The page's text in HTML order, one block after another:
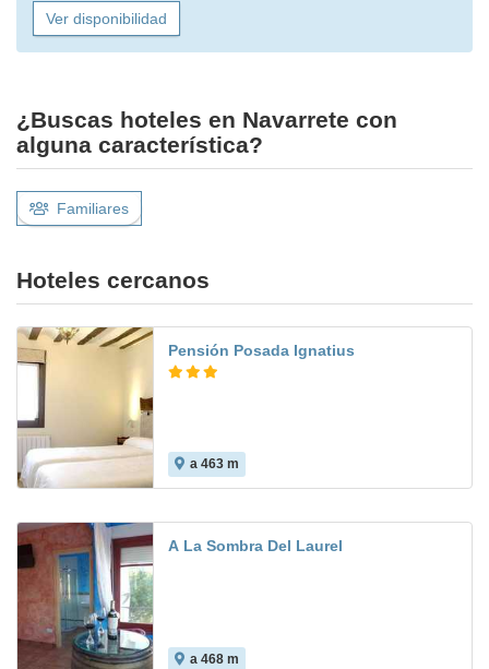
Ver disponibilidad
¿Buscas hoteles en Navarrete con
alguna característica?
Familiares
Hoteles cercanos
Pensión Posada Ignatius
a 463 m
A La Sombra Del Laurel
a 468 m